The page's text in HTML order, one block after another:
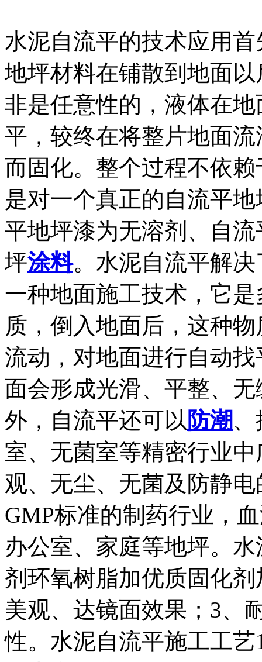
水泥自流平的技术应用
地坪材料在铺散到地面
非是任意性的，液体在
平，较终在将整片地面
而固化。整个过程不依
是对一个真正的自流平
平地坪漆为无溶剂、自
坪涂料。水泥自流平解决
一种地面施工技术，它
质，倒入地面后，这种
流动，对地面进行自动
面会形成光滑、平整、
外，自流平还可以 防潮
室、无菌室等精密行业
观、无尘、无菌及防静
GMP标准的制药行业，
办公室、家庭等地坪。
剂环氧树脂加优质固化
美观、达镜面效果；3、
性。水泥自流平施工工